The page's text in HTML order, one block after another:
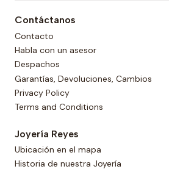
Contáctanos
Contacto
Habla con un asesor
Despachos
Garantías, Devoluciones, Cambios
Privacy Policy
Terms and Conditions
Joyería Reyes
Ubicación en el mapa
Historia de nuestra Joyería